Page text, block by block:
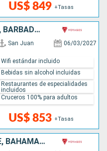
US$ 849 +Tasas
PUERTO RICO, SAN MARTÍN, BARBADOS, SANTA LUCIA, ANTIGUA Y BARBUDA
San Juan 06/03/2027
US$ 853 +Tasas
Wifi estándar incluido
Bebidas sin alcohol incluidas
Restaurantes de especialidades
incluidos
Cruceros 100% para adultos
MÉXICO, HONDURAS, BELICE, BAHAMAS, ESTADOS UNIDOS